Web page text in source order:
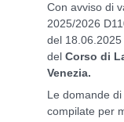
Con avviso di
2025/2026
del
del Corso di
Venezia.
Le domande
compilate per